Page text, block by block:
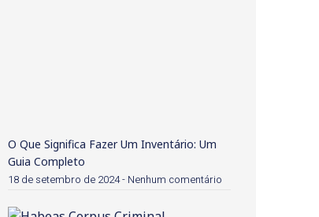
O Que Significa Fazer Um Inventário: Um
Guia Completo
18 de setembro de 2024 Nenhum comentário